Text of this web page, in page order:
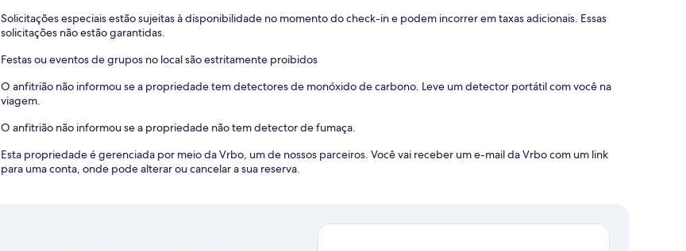
Solicitações especiais estão sujeitas à disponibilidade no momento do check-in e podem incorrer em taxas adicionais. Essas
solicitações não estão garantidas.
Festas ou eventos de grupos no local são estritamente proibidos
O anfitrião não informou se a propriedade tem detectores de monóxido de carbono. Leve um detector portátil com você na
viagem.
O anfitrião não informou se a propriedade não tem detector de fumaça.
Esta propriedade é gerenciada por meio da Vrbo, um de nossos parceiros. Você vai receber um e-mail da Vrbo com um link
para uma conta, onde pode alterar ou cancelar a sua reserva.